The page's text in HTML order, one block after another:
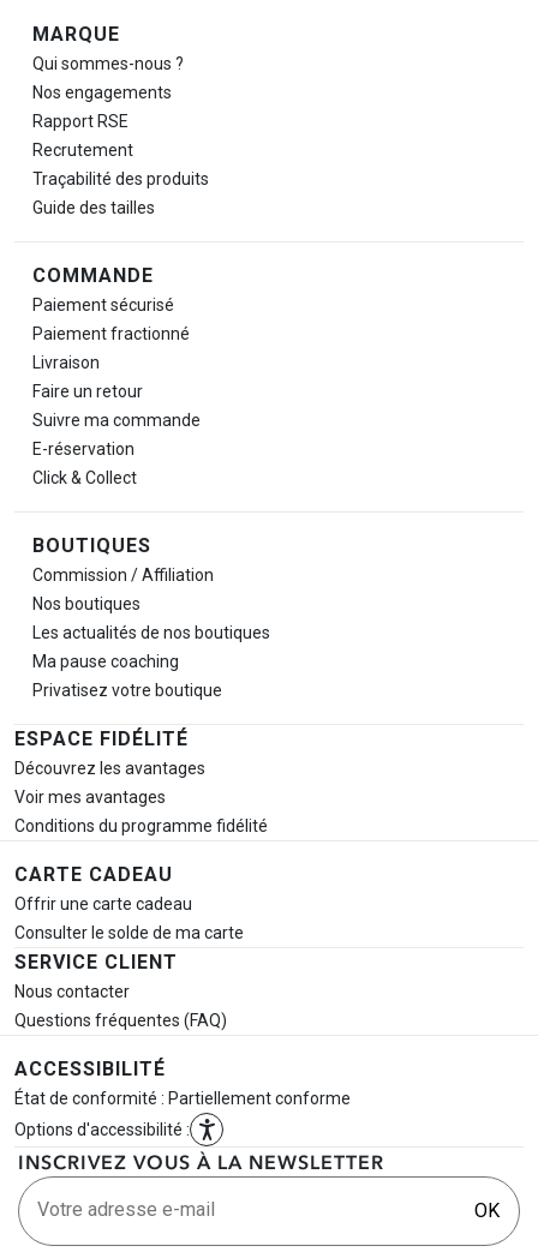
Navigation de pied de page
MARQUE
Qui sommes-nous ?
Nos engagements
Rapport RSE
Recrutement
Traçabilité des produits
Guide des tailles
COMMANDE
Paiement sécurisé
Paiement fractionné
Livraison
Faire un retour
Suivre ma commande
E-réservation
Click & Collect
BOUTIQUES
Commission / Affiliation
Nos boutiques
Les actualités de nos boutiques
Ma pause coaching
Privatisez votre boutique
ESPACE FIDÉLITÉ
Découvrez les avantages
Voir mes avantages
Conditions du programme fidélité
CARTE CADEAU
Offrir une carte cadeau
Consulter le solde de ma carte
SERVICE CLIENT
Nous contacter
Questions fréquentes (FAQ)
ACCESSIBILITÉ
État de conformité : Partiellement conforme
Options d'accessibilité :
INSCRIVEZ VOUS À LA NEWSLETTER
Votre adresse e-mail OK